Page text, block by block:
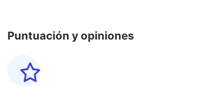
Puntuación y opiniones